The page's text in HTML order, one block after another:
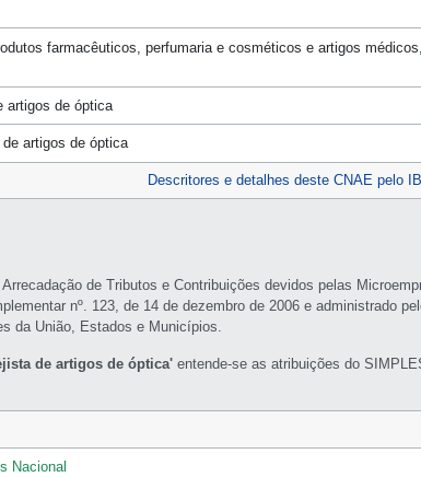
farmacêuticos, perfumaria e cosméticos e artigos médicos,
artigos de óptica
artigos de óptica
Descritores e detalhes deste CNAE pelo
de Tributos e Contribuições devidos pelas
nº. 123, de 14 de dezembro de 2006 e administrado
da União, Estados e Municípios.
de artigos de óptica' entende-se as atribuições do
Nacional